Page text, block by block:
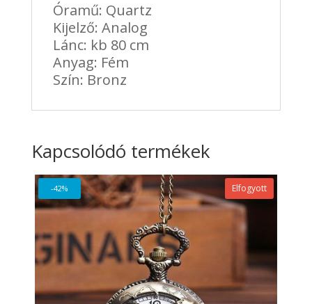
Óramű: Quartz
Kijelző: Analog
Lánc: kb 80 cm
Anyag: Fém
Szín: Bronz
Kapcsolódó termékek
-42% Elfogyott